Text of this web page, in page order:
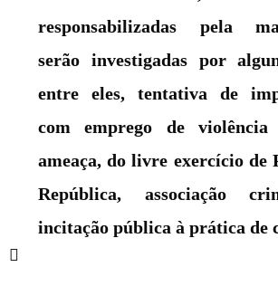
responsabilizadas pela
serão investigadas por
entre eles, tentativa de
com emprego de
ameaça, do livre exercício de
República, associação
incitação pública à prática de